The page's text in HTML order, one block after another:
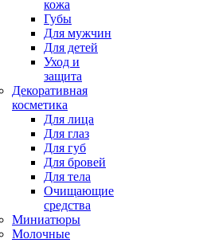
кожа
Губы
Для мужчин
Для детей
Уход и
защита
Декоративная
косметика
Для лица
Для глаз
Для губ
Для бровей
Для тела
Очищающие
средства
Миниатюры
Молочные